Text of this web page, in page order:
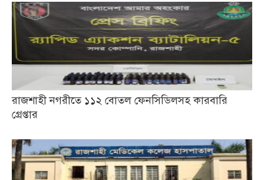
রাজশাহী নগরীতে ১১২ বোতল ফেনসিডিলসহ কারবারি
গ্রেপ্তার